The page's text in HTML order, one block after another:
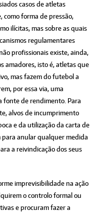
casos de atletas
como forma de pressão,
ilícitas, mas sobre as quais
regulamentares
profissionais existe, ainda,
amadores, isto é, atletas que
mas fazem do futebol a
por essa via, uma
fonte de rendimento. Para
alvos de incumprimento
e da utilização da carta de
anular qualquer medida
a reivindicação dos seus
imprevisibilidade na ação
o controlo formal ou
e procuram fazer a